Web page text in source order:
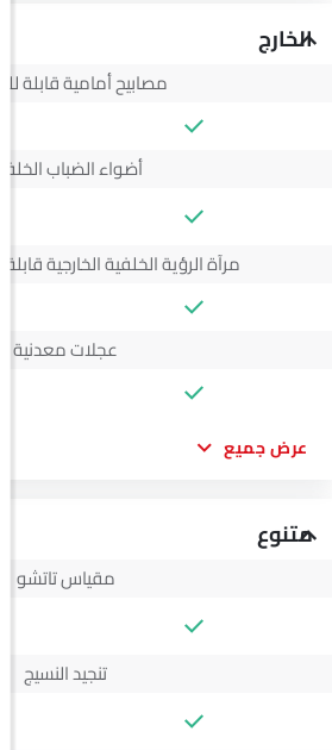
الخارج
مصابيح أمامية قابلة
أضواء الضباب الخلفية
مرآة الرؤية الخلفية الخارجية قابلة
عجلات معدنية
عرض جميع
متنوع
مقياس تاتشو
تنجيد النسيج